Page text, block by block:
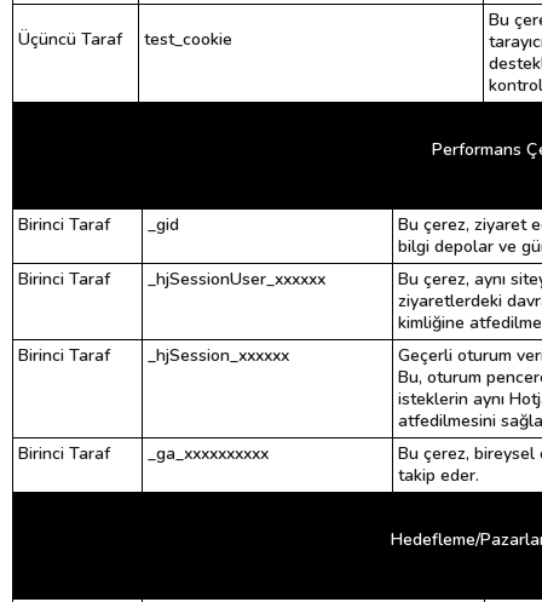
Üçüncü Taraf test_cookie
Bu
Performans
Birinci Taraf _gid
Bu çerez, ziyaret
bilgi depolar ve
Birinci Taraf
_hjSessionUser_xxxxxx
Bu çerez, aynı
ziyaretlerdeki
kimliğine
Birinci Taraf
_hjSession_xxxxxx
Geçerli oturum
Bu, oturum
isteklerin aynı
atfedilmesini
Birinci Taraf
_ga_xxxxxxxxxx
Bu çerez, bireysel
takip eder.
Hedefleme/